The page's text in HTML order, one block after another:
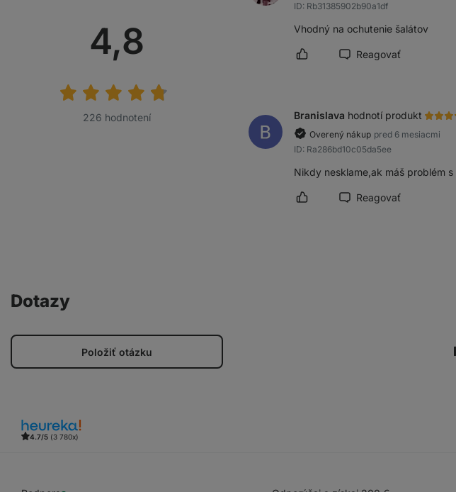
Priemerné
hodnotenie:
4,8
226 hodnotení
ID: Rb31385902b90a1df
Vhodný na ochutenie šalátov
Označiť recenziu ako prínosnú
Reagovať
Branislava hodnotí produkt
Overený nákup pred 6 mesiacmi
ID: Ra286bd10c05da5ee
Nikdy nesklame,ak máš problém s
Označiť recenziu ako prínosnú
Reagovať
Dotazy
Položiť otázku
4.7/5 (3 780x)